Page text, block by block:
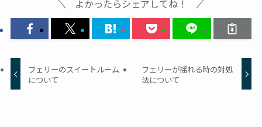
よかったらシェアしてね！
フェリーのスイートルーム
について
フェリーが揺れる時の対処
法について